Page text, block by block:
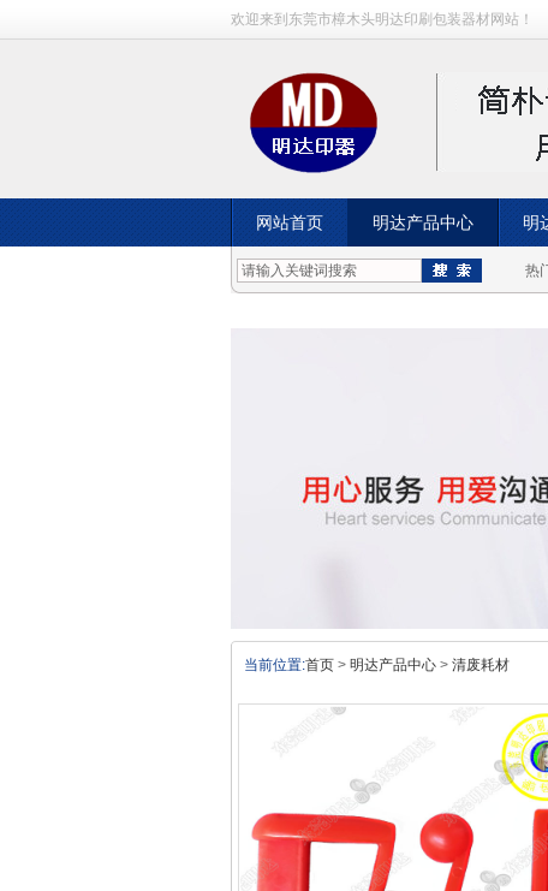
欢迎来到东莞市樟木头明达印刷包装器材网站！
网站首页 明达产品中心 明
成功案例 热
当前位置:首页 > 明达产品中心 > 清废耗材